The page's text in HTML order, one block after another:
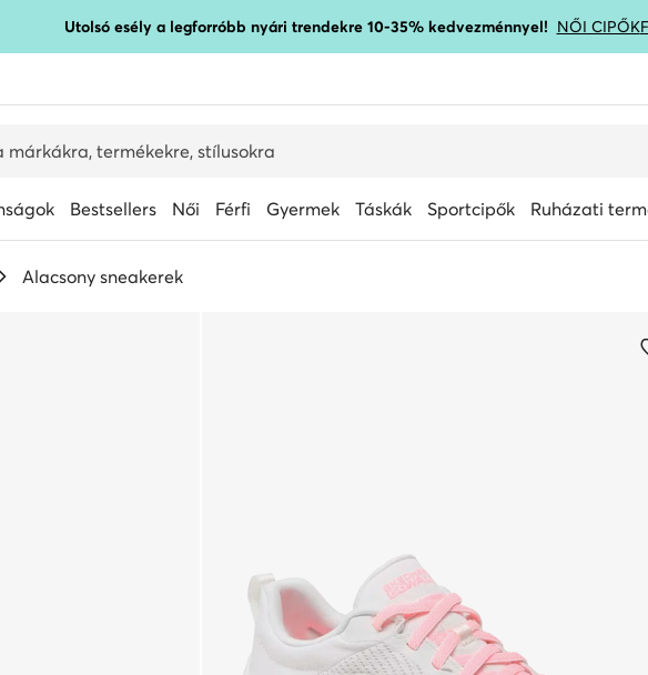
Utolsó esély a legforróbb nyári trendekre 10-35% kedvezménnyel! NŐI CIPŐK
Bestsellers Női Férfi Gyermek Táskák Sportcipők Ruházati
Alacsony sneakerek